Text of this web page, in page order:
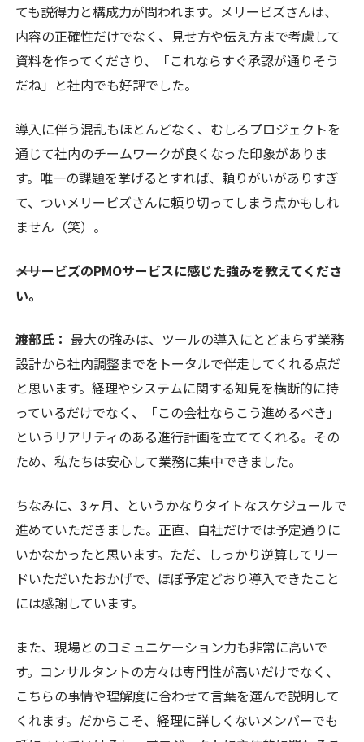
ても説得力と構成力が問われます。メリービズさんは、
内容の正確性だけでなく、見せ方や伝え方まで考慮して
資料を作ってくださり、「これならすぐ承認が通りそう
だね」と社内でも好評でした。
導入に伴う混乱もほとんどなく、むしろプロジェクトを
通じて社内のチームワークが良くなった印象がありま
す。唯一の課題を挙げるとすれば、頼りがいがありすぎ
て、ついメリービズさんに頼り切ってしまう点かもしれ
ません（笑）。
――メリービズのPMOサービスに感じた強みを教えてくださ
い。
渡部氏： 最大の強みは、ツールの導入にとどまらず業務
設計から社内調整までをトータルで伴走してくれる点だ
と思います。経理やシステムに関する知見を横断的に持
っているだけでなく、「この会社ならこう進めるべき」
というリアリティのある進行計画を立ててくれる。その
ため、私たちは安心して業務に集中できました。
ちなみに、3ヶ月、というかなりタイトなスケジュールで
進めていただきました。正直、自社だけでは予定通りに
いかなかったと思います。ただ、しっかり逆算してリー
ドいただいたおかげで、ほぼ予定どおり導入できたこと
には感謝しています。
また、現場とのコミュニケーション力も非常に高いで
す。コンサルタントの方々は専門性が高いだけでなく、
こちらの事情や理解度に合わせて言葉を選んで説明して
くれます。だからこそ、経理に詳しくないメンバーでも